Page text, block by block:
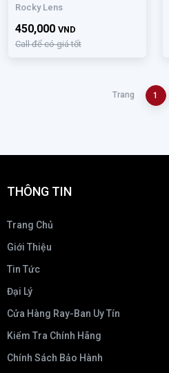
Rocky Lens
Call để có giá tốt
450,000 VND
Trang 1
THÔNG TIN
Trang Chủ
Giới Thiệu
Tin Tức
Đại Lý
Cửa Hàng Ray-Ban Uy Tín
Kiểm Tra Chính Hãng
Chính Sách Bảo Hành